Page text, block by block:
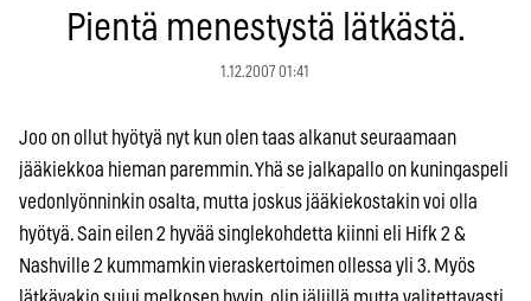
Pientä menestystä lätkästä.
1.12.2007 01:41
Joo on ollut hyötyä nyt kun olen taas alkanut seuraamaan
jääkiekkoa hieman paremmin. Yhä se jalkapallo on kuningaspeli
vedonlyönninkin osalta, mutta joskus jääkiekostakin voi olla
hyötyä. Sain eilen 2 hyvää singlekohdetta kiinni eli Hifk 2 &
Nashville 2 kummamkin vieraskertoimen ollessa yli 3. Myös